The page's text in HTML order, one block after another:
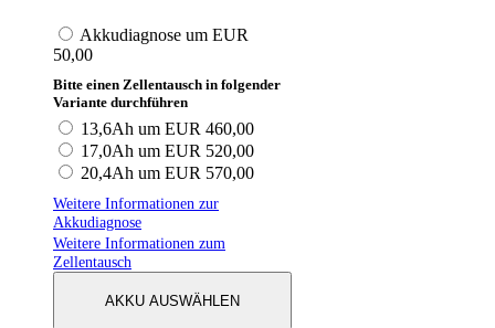
Akkudiagnose um EUR
50,00
Bitte einen Zellentausch in folgender
Variante durchführen
13,6Ah um EUR 460,00
17,0Ah um EUR 520,00
20,4Ah um EUR 570,00
Weitere Informationen zur
Akkudiagnose
Weitere Informationen zum
Zellentausch
AKKU AUSWÄHLEN